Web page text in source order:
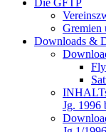
Die GFTP
Gremien
Downloads &
Jg. 1996